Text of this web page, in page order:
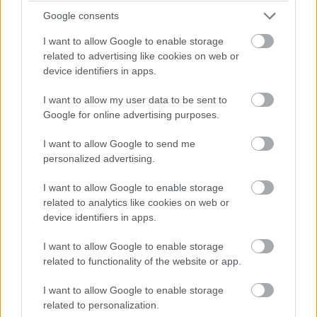
Google consents
I want to allow Google to enable storage
related to advertising like cookies on web or
device identifiers in apps.
I want to allow my user data to be sent to
Google for online advertising purposes.
I want to allow Google to send me
personalized advertising.
I want to allow Google to enable storage
related to analytics like cookies on web or
device identifiers in apps.
I want to allow Google to enable storage
related to functionality of the website or app.
I want to allow Google to enable storage
related to personalization.
Az Xbox Series X vezérlője után a PlayStation
5 haptikus visszajelzésű kontrollere is Steam-
megkötésekkel.
Noha a PC-s felhasználók számára a billentyűzet és az
egér számítanak az elsődleges beviteli eszközöknek,
létezik olyan zsánere a videojátékoknak - nem is egy -,
amelynek képviselőt bizony jóval kényelmesebb
kontrollerrel irányítani. Ilyenek például a külső nézetes
akciójátékok és az autós címek is, ráadásul a beépített
növekszik.